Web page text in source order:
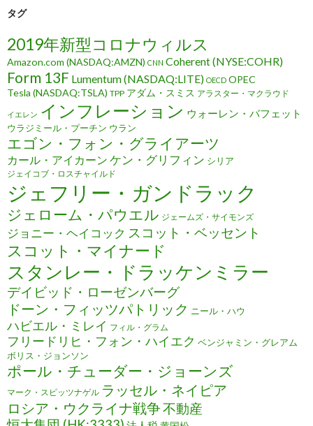
タグ
2019年新型コロナウィルス
Amazon.com (NASDAQ:AMZN) CNN Coherent (NYSE:COHR)
Form 13F Lumentum (NASDAQ:LITE) OECD OPEC
Tesla (NASDAQ:TSLA) TPP アダム・スミス アラスター・マクラウド
イエレン インフレーション ウォーレン・バフェット
ウラジミール・プーチン ウラン
エゴン・フォン・グライアーツ
カール・アイカーン ケン・グリフィン シリア
ジェイコブ・ロスチャイルド
ジェフリー・ガンドラック
ジェローム・パウエル ジェームズ・サイモンズ
ジョニー・ヘイコック スコット・ベッセント
スコット・マイナード
スタンレー・ドラッケンミラー
デイビッド・ローゼンバーグ
ドーン・フィッツパトリック ニール・ハウ
ハビエル・ミレイ フィル・グラム
フリードリヒ・フォン・ハイエク ベンジャミン・グレアム
ボリス・ジョンソン
ポール・チューダー・ジョーンズ
マーク・スピッツナゲル ラッセル・ネイピア
ロシア・ウクライナ戦争不動産